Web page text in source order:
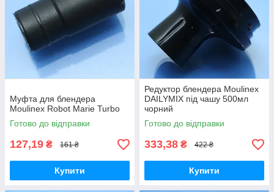
Муфта для блендера
Moulinex Robot Marie Turbo
Готово до відправки
127,19 ₴ 161 ₴
Купити
Редуктор блендера Moulinex
DAILYMIX під чашу 500мл
чорний
Готово до відправки
333,38 ₴ 422 ₴
Купити